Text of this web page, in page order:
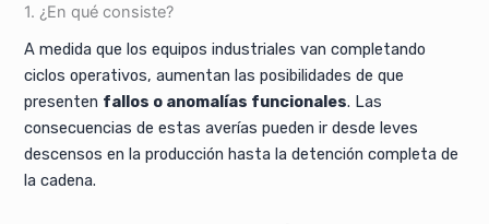
1. ¿En qué consiste?
A medida que los equipos industriales van completando
ciclos operativos, aumentan las posibilidades de que
presenten fallos o anomalías funcionales. Las
consecuencias de estas averías pueden ir desde leves
descensos en la producción hasta la detención completa de
la cadena.